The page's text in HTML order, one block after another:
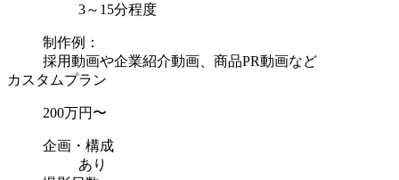
3～15分程度
制作例：
採用動画や企業紹介動画、商品PR動画など
カスタムプラン
200万円〜
企画・構成
あり